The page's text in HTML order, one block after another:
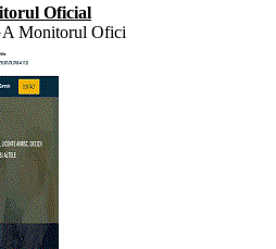
Oficial
Monitorul Ofici